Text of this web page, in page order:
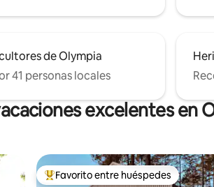
de Olympia
41 personas locales
excelentes en
Favorito entre huéspedes preferido
Favorito entre huéspedes